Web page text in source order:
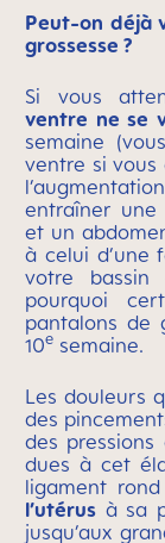
Peut-on déjà
grossesse ?
Si vous
ventre ne se
semaine
ventre si vous
entraîner une
et un
à celui d’une
votre bassin
pourquoi
pantalons de
10e semaine.
Les douleurs
des
des
dues à cet
ligament
l’utérus à sa
jusqu’aux